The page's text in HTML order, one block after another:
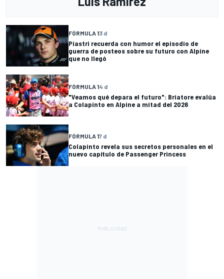
FÓRMULA 13 d
Piastri recuerda con humor el episodio de
guerra de posteos sobre su futuro con Alpine
que no llegó
FÓRMULA 14 d
"Veamos qué depara el futuro": Briatore evalúa
a Colapinto en Alpine a mitad del 2026
FÓRMULA 17 d
Colapinto revela sus secretos personales en el
nuevo capítulo de Passenger Princess